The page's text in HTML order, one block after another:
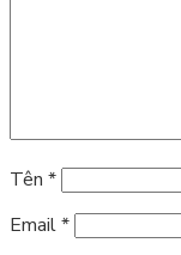
Tên *
Email*